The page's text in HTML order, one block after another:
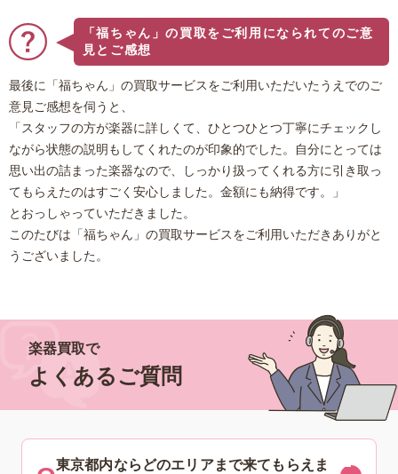
「福ちゃん」の買取をご利用になられてのご意
見とご感想
最後に「福ちゃん」の買取サービスをご利用いただいたうえでのご
意見ご感想を伺うと、
「スタッフの方が楽器に詳しくて、ひとつひとつ丁寧にチェックし
ながら状態の説明もしてくれたのが印象的でした。自分にとっては
思い出の詰まった楽器なので、しっかり扱ってくれる方に引き取っ
てもらえたのはすごく安心しました。金額にも納得です。」
とおっしゃっていただきました。
このたびは「福ちゃん」の買取サービスをご利用いただきありがと
うございました。
楽器買取で
よくあるご質問
東京都内ならどのエリアまで来てもらえま